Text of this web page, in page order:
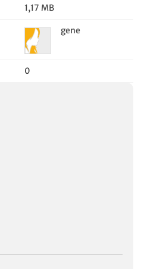
1,17 MB
gene
0